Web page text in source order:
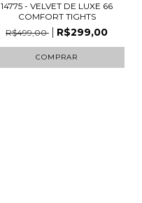
14775 - VELVET DE LUXE 66
COMFORT TIGHTS
R$499,00
R$299,00
COMPRAR